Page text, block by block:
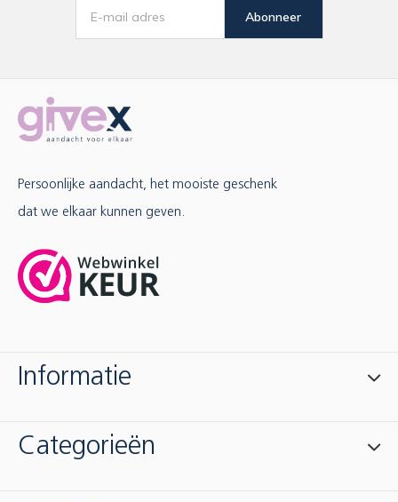
Abonneer
Persoonlijke aandacht, het mooiste geschenk
dat we elkaar kunnen geven.
Informatie
Categorieën